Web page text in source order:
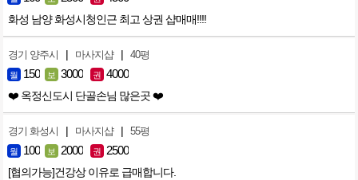
화성 남양 화성시청인근 최고 상권 샵매매!!!!
경기 양주시 | 마사지샵 | 40평
월 150 보 3000 권 4000
❤️ 옥정신도시 단골손님 많은곳 ❤️
경기 화성시 | 마사지샵 | 55평
월 100 보 2000 권 2500
[협의가능]건강상 이유로 급매합니다.